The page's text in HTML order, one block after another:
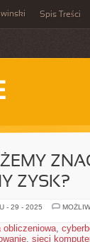
Spis Treści
ZYSK?
- 29 - 2025
obliczeniowa,
, sieci